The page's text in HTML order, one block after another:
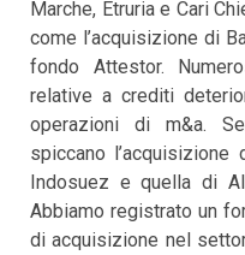
Marche, Etruria e Cari
come l’acquisizione di
fondo Attestor.
relative a crediti
operazioni di m&a.
spiccano
Indosuez e quella di
Abbiamo registrato un
di acquisizione nel